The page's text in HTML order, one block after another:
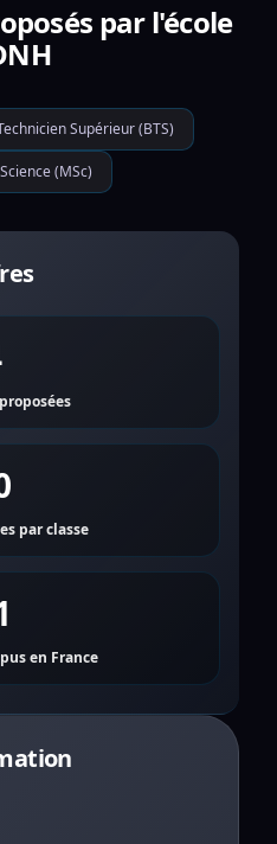
par l'école
Supérieur (BTS)
(MSc)
par classe
en France